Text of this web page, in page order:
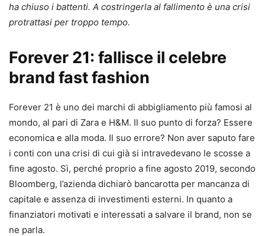
ha chiuso i battenti. A costringerla al fallimento è una crisi
protrattasi per troppo tempo.
Forever 21: fallisce il celebre
brand fast fashion
Forever 21 è uno dei marchi di abbigliamento più famosi al
mondo, al pari di Zara e H&M. Il suo punto di forza? Essere
economica e alla moda. Il suo errore? Non aver saputo fare
i conti con una crisi di cui già si intravedevano le scosse a
fine agosto. Sì, perché proprio a fine agosto 2019, secondo
Bloomberg, l’azienda dichiarò bancarotta per mancanza di
capitale e assenza di investimenti esterni. In quanto a
finanziatori motivati e interessati a salvare il brand, non se
ne parla.